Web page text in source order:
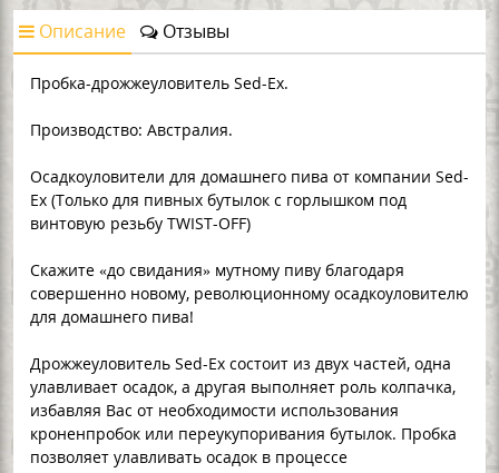
Описание Отзывы
Пробка-дрожжеуловитель Sed-Ex.
Производство: Австралия.
Осадкоуловители для домашнего пива от компании Sed-
Ex (Только для пивных бутылок с горлышком под
винтовую резьбу TWIST-OFF)
Скажите «до свидания» мутному пиву благодаря
совершенно новому, революционному осадкоуловителю
для домашнего пива!
Дрожжеуловитель Sed-Ex состоит из двух частей, одна
улавливает осадок, а другая выполняет роль колпачка,
избавляя Вас от необходимости использования
кроненпробок или переукупоривания бутылок. Пробка
позволяет улавливать осадок в процессе